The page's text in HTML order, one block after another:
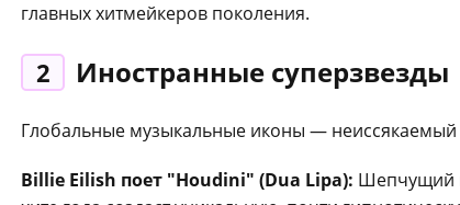
главных хитмейкеров поколения.
2 Иностранные суперзвезды
Глобальные музыкальные иконы — неиссякаемый
Billie Eilish поет "Houdini" (Dua Lipa): Шепчущий